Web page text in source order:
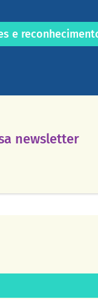
e
newsletter